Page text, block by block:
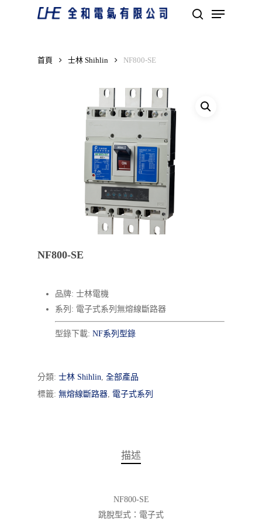
Menu
首頁 士林 Shihlin NF800-SE
NF800-SE
品牌: 士林電機
系列: 電子式系列無熔線斷路器
型錄下載: NF系列型錄
分類: 士林 Shihlin, 全部產品
標籤: 無熔線斷路器, 電子式系列
描述
NF800-SE
跳脫型式：電子式